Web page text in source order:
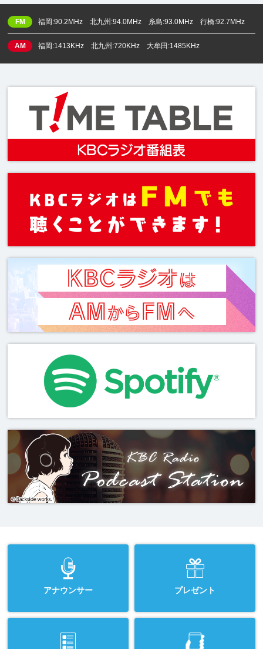
FM 福岡:90.2MHz 北九州:94.0MHz 糸島:93.0MHz 行橋:92.7MHz
AM 福岡:1413KHz 北九州:720KHz 大牟田:1485KHz
アナウンサー プレゼント